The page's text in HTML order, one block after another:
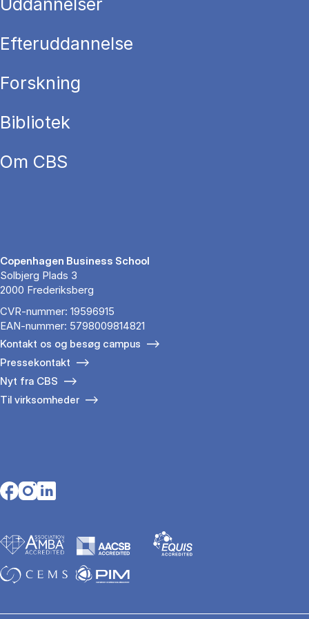
Uddannelser
Efteruddannelse
Forskning
Bibliotek
Om CBS
Copenhagen Business School
Solbjerg Plads 3
2000 Frederiksberg
CVR-nummer: 19596915
EAN-nummer: 5798009814821
Kontakt os og besøg campus
Pressekontakt
Nyt fra CBS
Til virksomheder
Opens in a new tab
Opens in a new tab
Opens in a new tab